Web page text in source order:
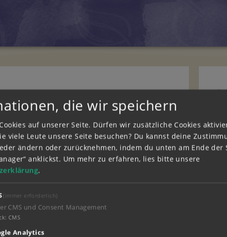
die wir speichern
auf unserer Seite. Dürfen wir zusätzliche Cookies
viele Leute unsere Seite besuchen? Du kannst deine
ändern oder zurücknehmen, indem du unten am Ende der
anklickst. Um mehr zu erfahren, lies bitte unsere
.
(immer erforderlich)
CMS und Consent Management
: CMS
Analytics